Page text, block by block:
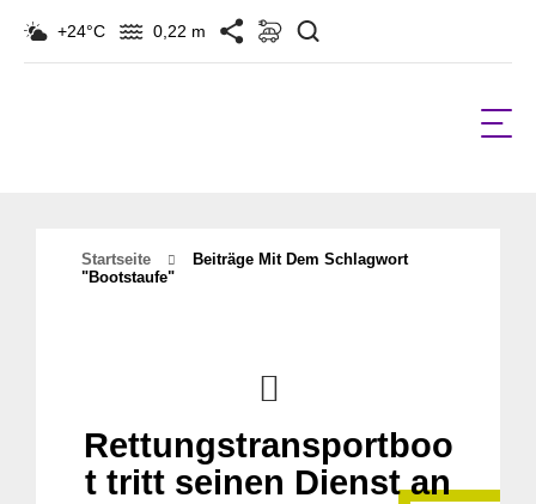
+24°C 0,22 m
Startseite
Beiträge Mit Dem Schlagwort
"bootstaufe"
Rettungstransportboo
t tritt seinen Dienst an